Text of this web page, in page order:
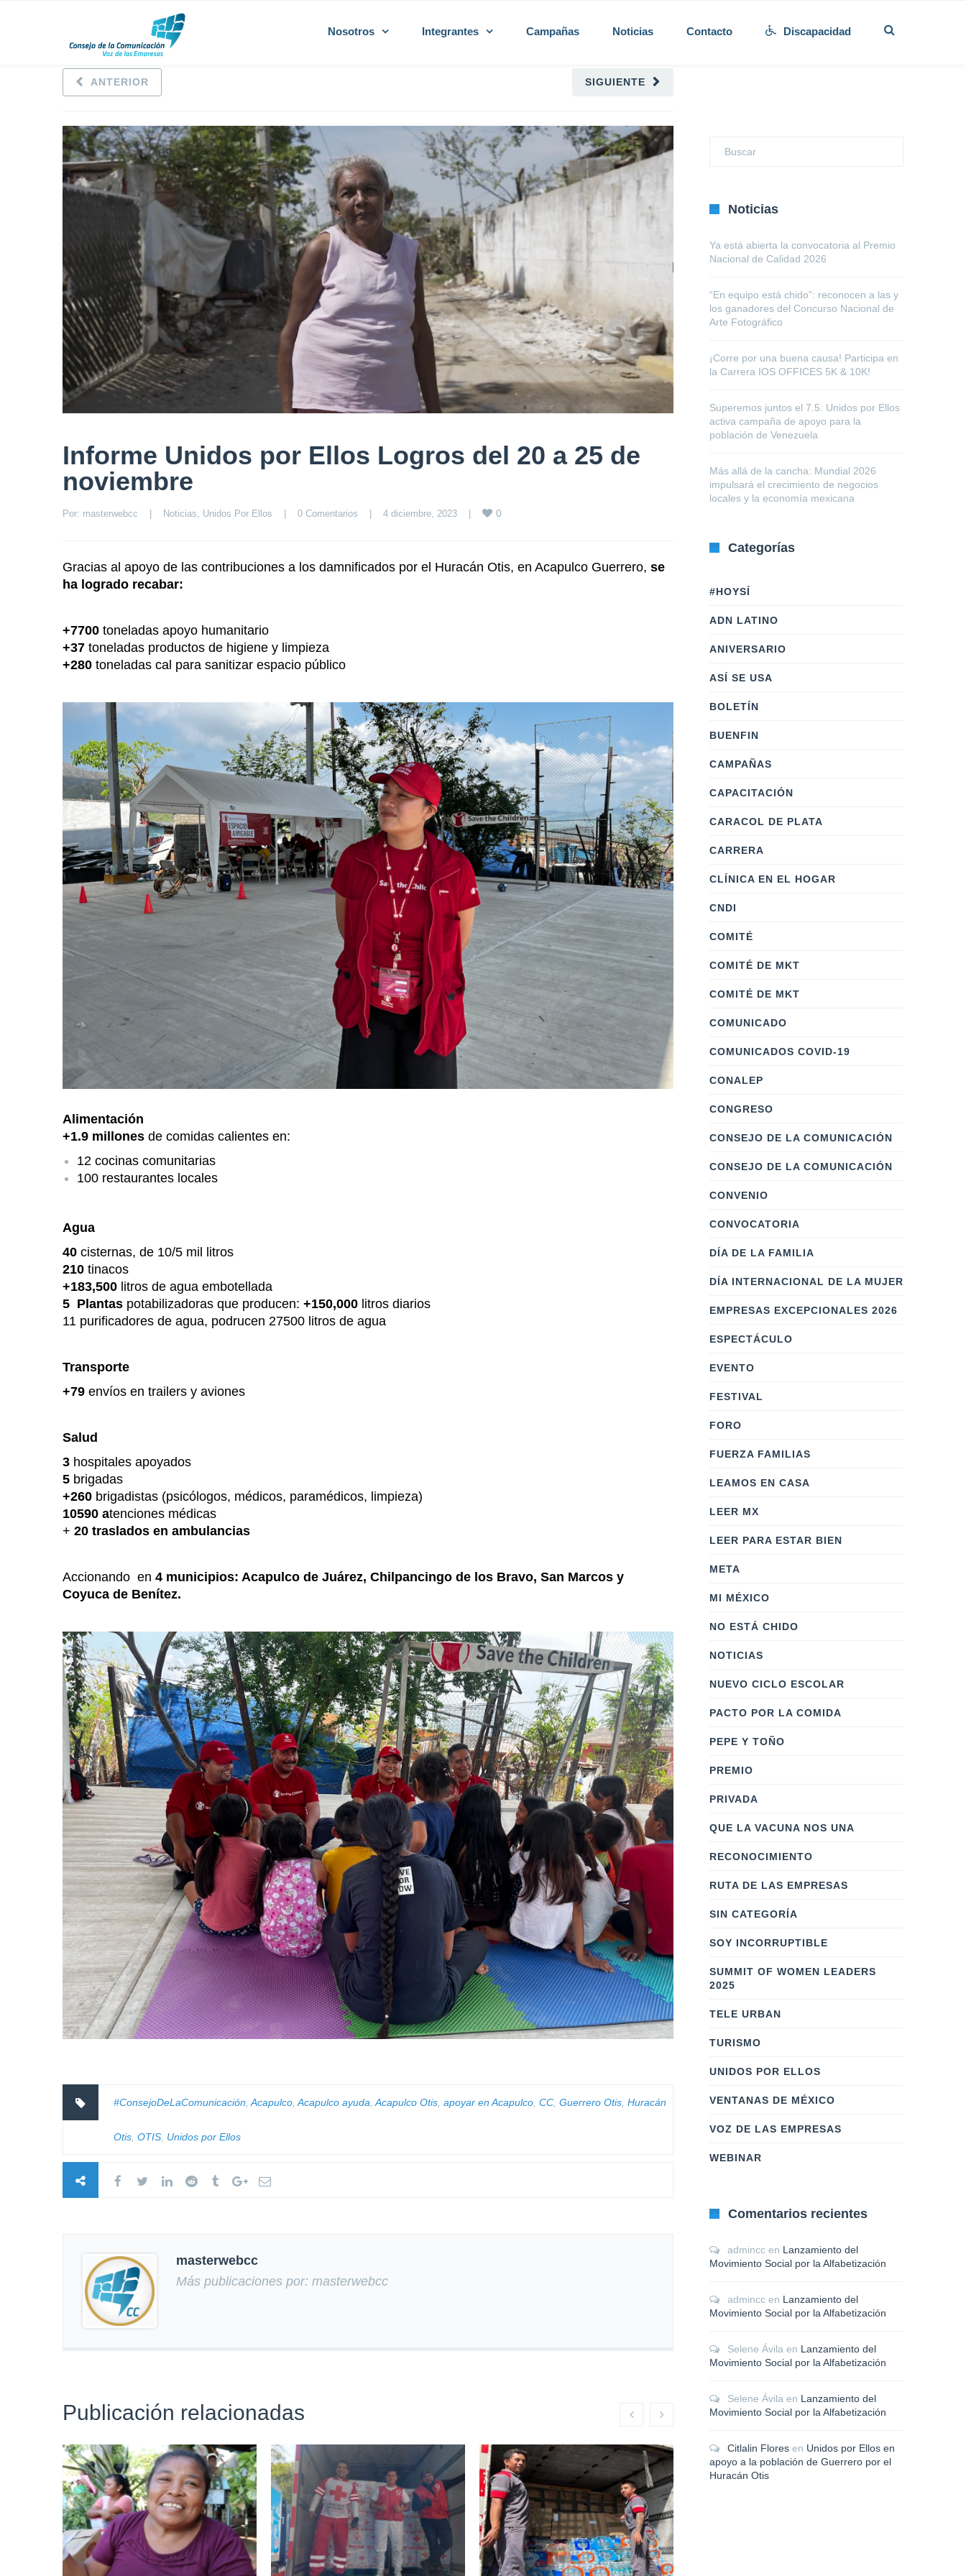
Nosotros Integrantes Campañas Noticias Contacto Discapacidad
SIGUIENTE
ANTERIOR
Informe Unidos por Ellos Logros del 20 a 25 de
noviembre
Por: masterwebcc Noticias, Unidos Por Ellos 0 Comentarios 4 diciembre, 2023 0
Gracias al apoyo de las contribuciones a los damnificados por el Huracán Otis, en Acapulco Guerrero, se
ha logrado recabar:
+7700 toneladas apoyo humanitario
+37 toneladas productos de higiene y limpieza
+280 toneladas cal para sanitizar espacio público
Alimentación
+1.9 millones de comidas calientes en:
12 cocinas comunitarias
100 restaurantes locales
Agua
40 cisternas, de 10/5 mil litros
210 tinacos
+183,500 litros de agua embotellada
5 Plantas potabilizadoras que producen: +150,000 litros diarios
11 purificadores de agua, podrucen 27500 litros de agua
Transporte
+79 envíos en trailers y aviones
Salud
3 hospitales apoyados
5 brigadas
+260 brigadistas (psicólogos, médicos, paramédicos, limpieza)
10590 atenciones médicas
+ 20 traslados en ambulancias
Accionando en 4 municipios: Acapulco de Juárez, Chilpancingo de los Bravo, San Marcos y
Coyuca de Benítez.
#ConsejoDeLaComunicación Acapulco Acapulco ayuda Acapulco Otis apoyar en Acapulco CC Guerrero Otis Huracán
Otis OTIS Unidos por Ellos
masterwebcc
Más publicaciones por: masterwebcc
Publicación relacionadas
Noticias
Ya está abierta la convocatoria al Premio
Nacional de Calidad 2026
“En equipo está chido”: reconocen a las y
los ganadores del Concurso Nacional de
Arte Fotográfico
¡Corre por una buena causa! Participa en
la Carrera IOS OFFICES 5K & 10K!
Superemos juntos el 7.5: Unidos por Ellos
activa campaña de apoyo para la
población de Venezuela
Más allá de la cancha: Mundial 2026
impulsará el crecimiento de negocios
locales y la economía mexicana
Categorías
#HOYSÍ
ADN LATINO
ANIVERSARIO
ASÍ SE USA
BOLETÍN
BUENFIN
CAMPAÑAS
CAPACITACIÓN
CARACOL DE PLATA
CARRERA
CLÍNICA EN EL HOGAR
CNDI
COMITÉ
COMITÉ DE MKT
COMITÉ DE MKT
COMUNICADO
COMUNICADOS COVID-19
CONALEP
CONGRESO
CONSEJO DE LA COMUNICACIÓN
CONSEJO DE LA COMUNICACIÓN
CONVENIO
CONVOCATORIA
DÍA DE LA FAMILIA
DÍA INTERNACIONAL DE LA MUJER
EMPRESAS EXCEPCIONALES 2026
ESPECTÁCULO
EVENTO
FESTIVAL
FORO
FUERZA FAMILIAS
LEAMOS EN CASA
LEER MX
LEER PARA ESTAR BIEN
META
MI MÉXICO
NO ESTÁ CHIDO
NOTICIAS
NUEVO CICLO ESCOLAR
PACTO POR LA COMIDA
PEPE Y TOÑO
PREMIO
PRIVADA
QUE LA VACUNA NOS UNA
RECONOCIMIENTO
RUTA DE LAS EMPRESAS
SIN CATEGORÍA
SOY INCORRUPTIBLE
SUMMIT OF WOMEN LEADERS
2025
TELE URBAN
TURISMO
UNIDOS POR ELLOS
VENTANAS DE MÉXICO
VOZ DE LAS EMPRESAS
WEBINAR
Comentarios recientes
admincc en Lanzamiento del
Movimiento Social por la Alfabetización
admincc en Lanzamiento del
Movimiento Social por la Alfabetización
Selene Ávila en Lanzamiento del
Movimiento Social por la Alfabetización
Selene Ávila en Lanzamiento del
Movimiento Social por la Alfabetización
Citlalin Flores en Unidos por Ellos en
apoyo a la población de Guerrero por el
Huracán Otis